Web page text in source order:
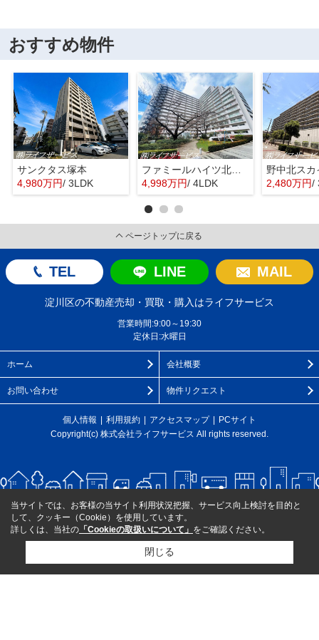
おすすめ物件
サンクタス塚本
4,980万円/ 3LDK
ファミールハイツ北大阪４号棟
4,998万円/ 4LDK
野中北スカ
2,480万円/
ページトップに戻る
TEL LINE MAIL
淀川区の不動産売却・買取・購入はライフサービス
営業時間:9:00～19:30
定休日:水曜日
ホーム 会社概要
お問い合わせ 物件リクエスト
個人情報 利用規約 アクセスマップ
PCサイト
Copyright(c) 株式会社ライフサービス All rights reserved.
当サイトでは、お客様の当サイト利用状況把握、サービス向上検討を目的と
して、クッキー（Cookie）を使用しています。
詳しくは、当社の 「Cookieの取扱いについて」 をご確認ください。
閉じる